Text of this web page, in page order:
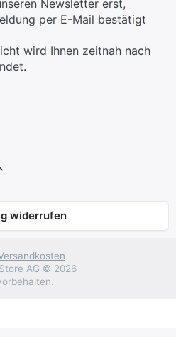
Newsletter erst,
per E-Mail bestätigt
wird Ihnen zeitnah nach
widerrufen
AG © 2026